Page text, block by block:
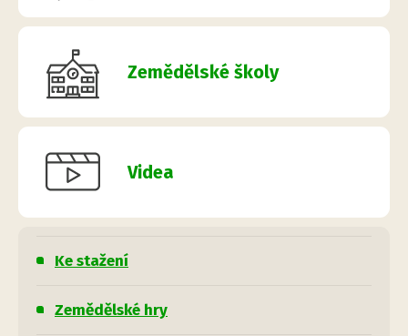
Zemědělské školy
Videa
Ke stažení
Zemědělské hry